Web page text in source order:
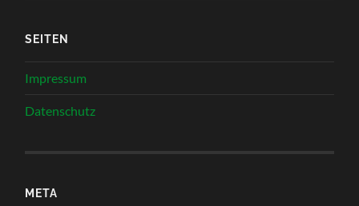
SEITEN
Impressum
Datenschutz
META